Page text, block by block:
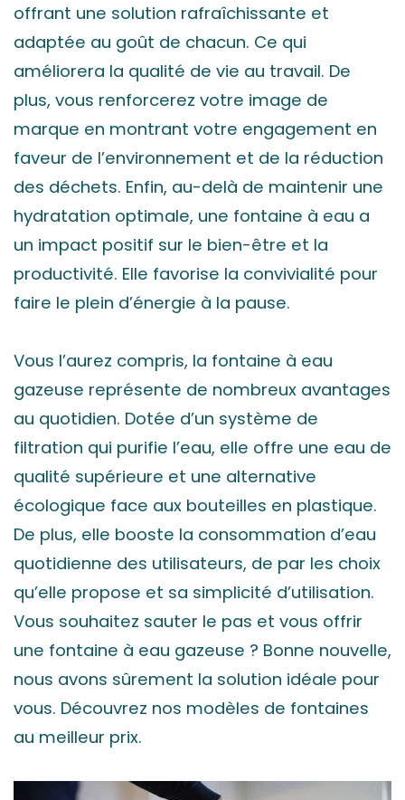
offrant une solution rafraîchissante et
adaptée au goût de chacun. Ce qui
améliorera la qualité de vie au travail. De
plus, vous renforcerez votre image de
marque en montrant votre engagement en
faveur de l’environnement et de la réduction
des déchets. Enfin, au-delà de maintenir une
hydratation optimale, une fontaine à eau a
un impact positif sur le bien-être et la
productivité. Elle favorise la convivialité pour
faire le plein d’énergie à la pause.
Vous l’aurez compris, la fontaine à eau
gazeuse représente de nombreux avantages
au quotidien. Dotée d’un système de
filtration qui purifie l’eau, elle offre une eau de
qualité supérieure et une alternative
écologique face aux bouteilles en plastique.
De plus, elle booste la consommation d’eau
quotidienne des utilisateurs, de par les choix
qu’elle propose et sa simplicité d’utilisation.
Vous souhaitez sauter le pas et vous offrir
une fontaine à eau gazeuse ? Bonne nouvelle,
nous avons sûrement la solution idéale pour
vous. Découvrez nos modèles de fontaines
au meilleur prix.